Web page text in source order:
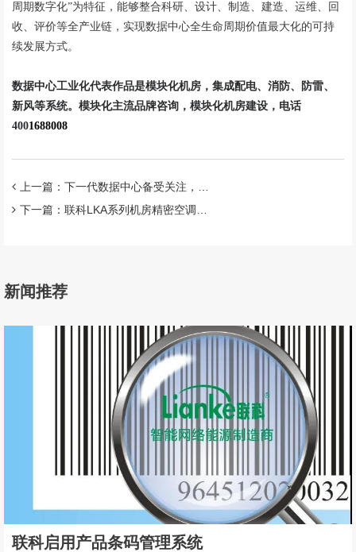
周期数字化”为特征，能够整合科研、设计、制造、建造、运维、回
收、评价等全产业链，实现数据中心全生命周期价值最大化的可持
续发展方式。
数据中心工业化代表作品是模块化机房，集成配电、消防、防雷、
新风等系统。模块化主流品牌咨询，模块化机房建设，电话
4001688008
上一篇：下一代数据中心备受关注，联科智能微模块设计成趋势！
下一篇：联科LKA系列机房精密空调有哪些特点和优势？
新闻推荐
联科启用产品条码管理系统